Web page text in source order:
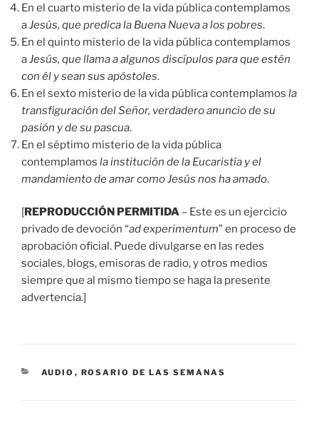
En el cuarto misterio de la vida pública contemplamos
aJesús, que predica la Buena Nueva a los pobres.
En el quinto misterio de la vida pública contemplamos
aJesús, que llama a algunos discípulos para que estén
con él y sean sus apóstoles.
En el sexto misterio de la vida pública contemplamos la
transfiguración del Señor, verdadero anuncio de su
pasión y de su pascua.
En el séptimo misterio de la vida pública
contemplamos la institución de la Eucaristía y el
mandamiento de amar como Jesús nos ha amado.
[REPRODUCCIÓN PERMITIDA – Este es un ejercicio
privado de devoción “ad experimentum” en proceso de
aprobación oficial. Puede divulgarse en las redes
sociales, blogs, emisoras de radio, y otros medios
siempre que al mismo tiempo se haga la presente
advertencia.]
CATEGORÍAS
AUDIO , ROSARIO DE LAS SEMANAS